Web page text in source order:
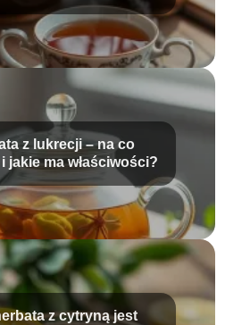
z lukrecji – na co
jakie ma właściwości?
z cytryną jest